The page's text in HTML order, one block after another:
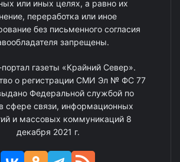
или иных целях, а равно их
переработка или иное
без письменного согласия
запрещены.
газеты «Крайний Север».
о регистрации СМИ Эл № ФС 77
Федеральной службой по
сфере связи, информационных
и массовых коммуникаций 8
декабря 2021 г.